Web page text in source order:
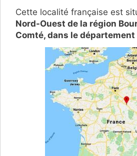
Cette localité française est
Nord-Ouest de la région
Comté, dans le département